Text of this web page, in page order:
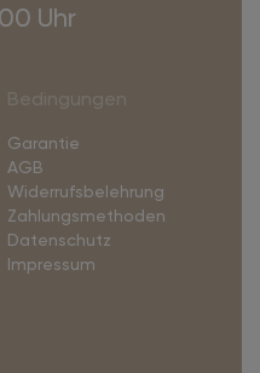
Uhr
Garantie
AGB
Widerrufsbelehrung
Zahlungsmethoden
Datenschutz
Impressum